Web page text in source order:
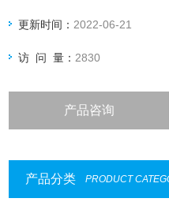
更新时间： 2022-06-21
访 问 量： 2830
产品咨询
产品分类 PRODUCT